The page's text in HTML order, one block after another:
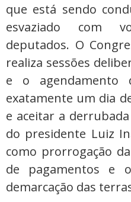
que está sendo
esvaziado com
deputados. O
realiza sessões
e o agendamento
exatamente um dia
e aceitar a
do presidente Luiz
como prorrogação
de pagamentos e
demarcação das